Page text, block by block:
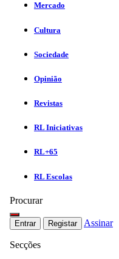
Mercado
Cultura
Sociedade
Opinião
Revistas
RL Iniciativas
RL+65
RL Escolas
Procurar
Entrar Registar Assinar
Secções